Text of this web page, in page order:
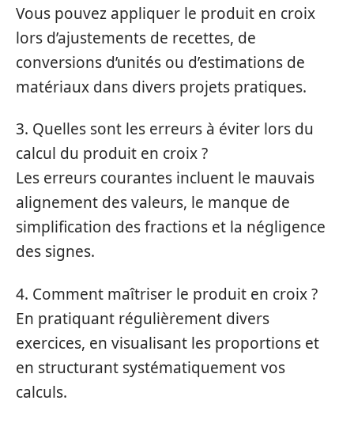
Vous pouvez appliquer le produit en croix
lors d’ajustements de recettes, de
conversions d’unités ou d’estimations de
matériaux dans divers projets pratiques.
3. Quelles sont les erreurs à éviter lors du
calcul du produit en croix ?
Les erreurs courantes incluent le mauvais
alignement des valeurs, le manque de
simplification des fractions et la négligence
des signes.
4. Comment maîtriser le produit en croix ?
En pratiquant régulièrement divers
exercices, en visualisant les proportions et
en structurant systématiquement vos
calculs.